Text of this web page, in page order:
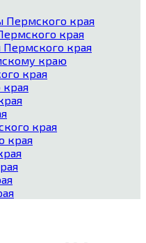
Пермского края
края
Пермского края
краю
края
края
края